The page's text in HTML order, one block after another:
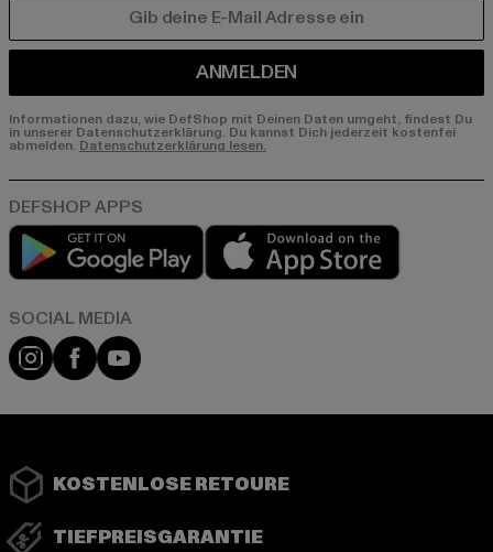
ANMELDEN
Informationen dazu, wie DefShop mit Deinen Daten umgeht, findest Du
in unserer Datenschutzerklärung. Du kannst Dich jederzeit kostenfei
abmelden. Datenschutzerklärung lesen.
Play market
Instagram
FacebookYouTube
KOSTENLOSE RETOURE
TIEFPREISGARANTIE